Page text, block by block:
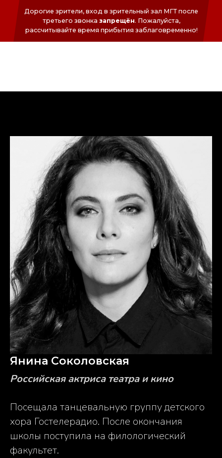
третьего звонка запрещён. Пожалуйста,
раcсчитывайте время прибытия заблаговременно!
Янина Соколовская
Российская актриса театра и кино
Посещала танцевальную группу детского
хора Гостелерадио. После окончания
школы поступила на филологический
факультет.